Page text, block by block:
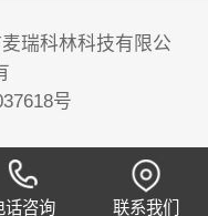
瑞科林科技有限公
号
话咨询 联系我们